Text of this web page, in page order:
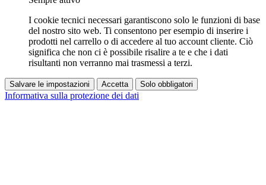
I cookie tecnici necessari garantiscono solo le funzioni di base
del nostro sito web. Ti consentono per esempio di inserire i
prodotti nel carrello o di accedere al tuo account cliente. Ciò
significa che non ci è possibile risalire a te e che i dati
risultanti non verranno mai trasmessi a terzi.
Salvare le impostazioni Accetta Solo obbligatori
Informativa sulla protezione dei dati